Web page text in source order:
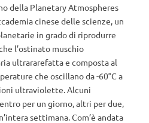
della Planetary Atmospheres
cinese delle scienze, un
in grado di riprodurre
l’ostinato muschio
ultrararefatta e composta al
che oscillano da -60°C a
ultraviolette. Alcuni
per un giorno, altri per due,
settimana. Com’è andata